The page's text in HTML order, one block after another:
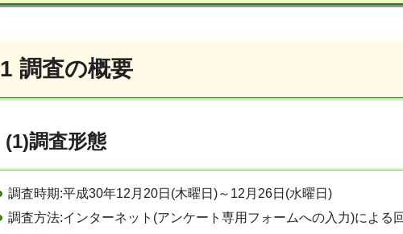
1 調査の概要
(1)調査形態
調査時期:平成30年12月20日(木曜日)～12月26日(水曜日)
調査方法:インターネット(アンケート専用フォームへの入力)による